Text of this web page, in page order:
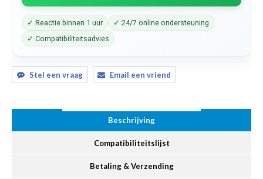
✓ Reactie binnen 1 uur
✓ 24/7 online ondersteuning
✓ Compatibiliteitsadvies
Stel een vraag Email een vriend
Beschrijving
Compatibiliteitslijst
Betaling & Verzending